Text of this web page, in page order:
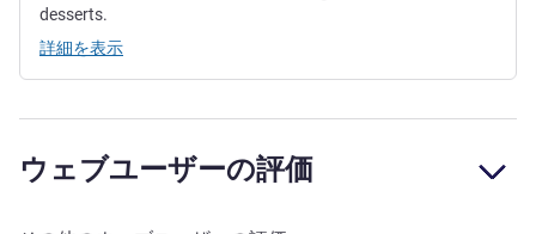
desserts.
詳細を表示
ウェブユーザーの評価